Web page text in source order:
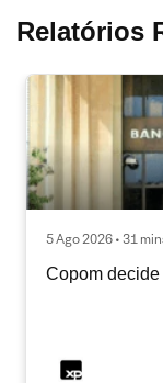
Relatórios
5 Ago 2026 • 31
Copom